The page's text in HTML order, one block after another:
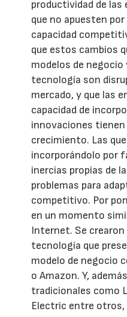
productividad de las
que no apuesten
capacidad
que estos cambios
modelos de
tecnología son
mercado, y que las
capacidad de
innovaciones
crecimiento. Las
incorporándolo por
inercias propias de
problemas para
competitivo. Por
en un momento
Internet. Se
tecnología que
modelo de negocio
o Amazon. Y,
tradicionales como
Electric entre otros,